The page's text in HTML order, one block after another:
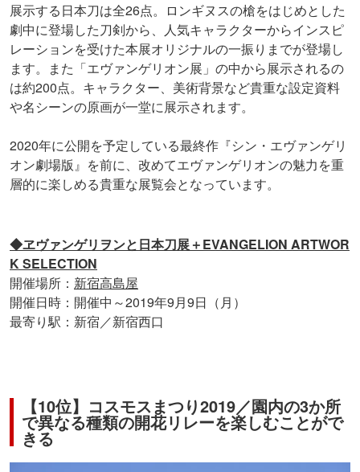
展示する日本刀は全26点。ロンギヌスの槍をはじめとした
劇中に登場した刀剣から、人気キャラクターからインスピ
レーションを受けた本展オリジナルの一振りまでが登場し
ます。また「エヴァンゲリオン展」の中から展示されるの
は約200点。キャラクター、美術背景など貴重な設定資料
や名シーンの原画が一堂に展示されます。
2020年に公開を予定している最終作『シン・エヴァンゲリ
オン劇場版』を前に、改めてエヴァンゲリオンの魅力を重
層的に楽しめる貴重な展覧会となっています。
◆ヱヴァンゲリヲンと日本刀展＋EVANGELION ARTWOR
K SELECTION
開催場所： 新宿高島屋
開催日時：開催中～2019年9月9日（月）
最寄り駅：新宿／新宿西口
【10位】コスモスまつり2019／園内の3か所
で異なる種類の開花リレーを楽しむことがで
きる